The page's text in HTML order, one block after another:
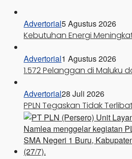
Advertorial5 Agustus 2026
Kebutuhan Energi
Advertorial1 Agustus 2026
1.572 Pelanggan di Maluku
Advertorial28 Juli 2026
PPLN Tegaskan Tidak